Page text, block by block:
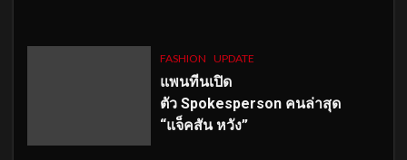
FASHION UPDATE
แพนทีนเปิด
ตัว Spokesperson คนล่าสุด
“แจ็คสัน หวัง”